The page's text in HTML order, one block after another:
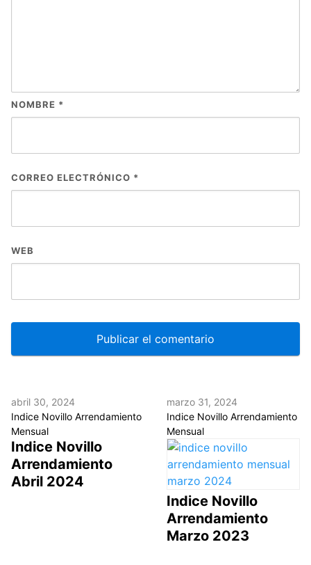
NOMBRE *
CORREO ELECTRÓNICO *
WEB
abril 30, 2024
Indice Novillo Arrendamiento
Mensual
Indice Novillo
Arrendamiento
Abril 2024
marzo 31, 2024
Indice Novillo Arrendamiento
Mensual
Indice Novillo
Arrendamiento
Marzo 2023